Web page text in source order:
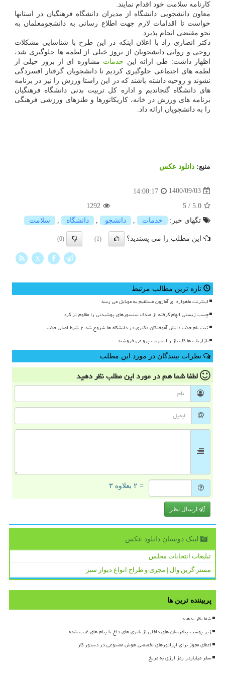
کارنامه سلامت خود اقدام نمایند.
معاون دانشجویی دانشگاه از مدیران دانشگاه فرهنگیان در استانها
خواست تا اقدامات لازم جهت اطلاع رسانی به دانشجومعلمان به
نحو مقتضی انجام پذیرد.
دکتر انصاری راد با اعلان اینکه در این طرح با شناسایی مشکلات
روحی و روانی دانشجویان از بروز خیلی از لطمه ها جلوگیری شد،
اظهار داشت: طی ارائه این خدمات مشاوره ای از بروز خیلی از
لطمه های اجتماعی جلوگیری کردیم تا دانشجویان گرفتار افسردگی
نشوند و روحیه داشته باشند که در این راستا ورزش را نیز در برنامه
های دانشگاه گنجاندیم و اداره کل تربیت بدنی دانشگاه فرهنگیان
برنامه های ورزش در خانه، کاریکاتورها و طنزهای ورزشی فرهنگی
را به دانشجویان ارائه داد.
منبع: دانلود عكس
1400/09/03
14:00:17
5.0
/
5
1292
تگهای خبر:
خدمات دانشجو دانشگاه سلامت
این مطلب را می پسندید؟ (1)
(0)
X
تازه ترین مطالب مرتبط
اینترنت ماهواره ای آمازون مستقیم به موبایل می رسد
چسب زیستی الهام گرفته از صدف سنسورهای پوشیدنی را مقاوم تر کرد
ثبت نام جذب دانش آموختگان دکتری در دانشگاه ها شروع شد ۲ شرط اصلی جذب
بازاریاب ها کف بازار اینترنت پرو می فروشند
نظرات بینندگان در مورد این مطلب
لطفا شما همدر مورد این مطلبنظر دهید
= ۲ بعلاوه ۳
ارسال نظر
لینک دوستان دانلود عكس
تبلیغات انتخابات مجلس
مستر گرین وال | مجری و طراح انواع دیوار سبز
پربیننده ترین ها
شما نظر بدهید
زیر پوست پیامرسان های داخلی از باتری های داغ تا پیام های غیب شده
اعطای مجوز برای اپراتورهای تخصصی هوش مصنوعی در دستور کار
سفر میلیاردر رمز ارزی به مریخ